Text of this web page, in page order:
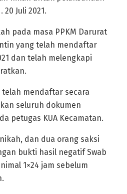
Juli 2021.
pada masa PPKM Darurat
yang telah mendaftar
dan telah melengkapi
telah mendaftar secara
seluruh dokumen
petugas KUA Kecamatan.
dan dua orang saksi
bukti hasil negatif Swab
1×24 jam sebelum